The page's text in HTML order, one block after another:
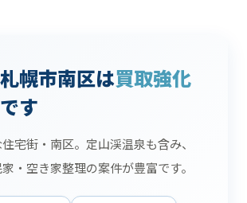
幌市南区は買取強化
です
宅街・南区。定山渓温泉も含み、
・空き家整理の案件が豊富です。